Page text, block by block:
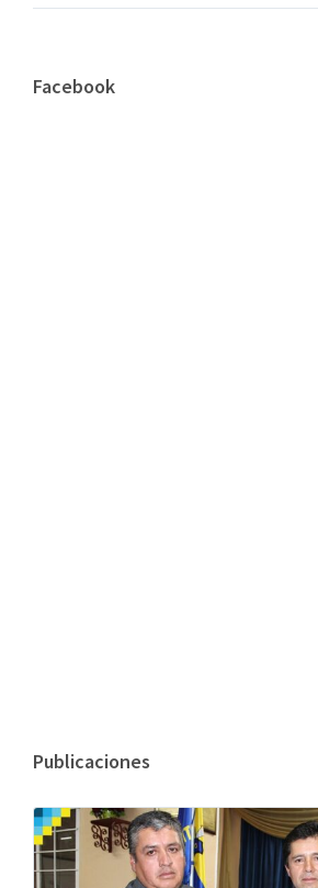
Facebook
Publicaciones